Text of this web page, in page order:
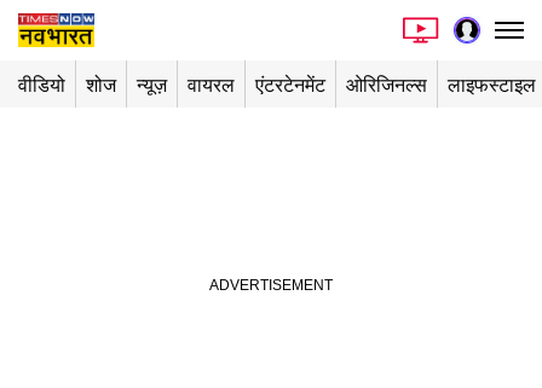
वीडियो शोज न्यूज़ वायरल एंटरटेनमेंट ओरिजिनल्स लाइफस्टाइल